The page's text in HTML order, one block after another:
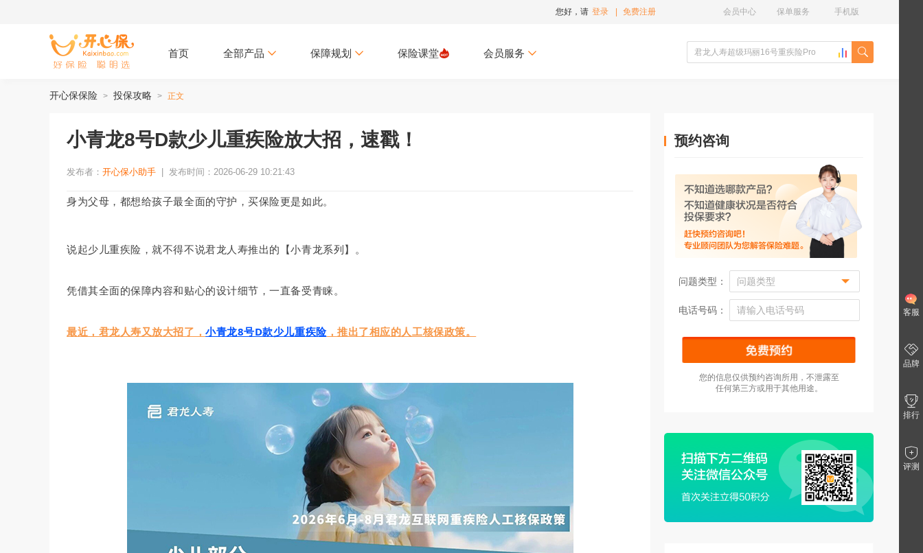
您好，请 登录 免费注册 手机版
保单服务
会员中心
首页 全部产品 保障规划 保险课堂 会员服务
开心保保险 > 投保攻略 > 正文
小青龙8号D款少儿重疾险放大招，速戳！
发布者： 开心保小助手 发布时间：2026-06-29 10:21:43
身为父母，都想给孩子最全面的守护，买保险更是如此。
说起少儿重疾险，就不得不说君龙人寿推出的【小青龙系列】。
凭借其全面的保障内容和贴心的设计细节，一直备受青睐。
最近，君龙人寿又放大招了，小青龙8号D款少儿重疾险，推出了相应的人工核保政策。
预约咨询
问题类型：
电话号码：
您的信息仅供预约咨询所用，不泄露至
任何第三方或用于其他用途。
客服
品牌
排行
评测